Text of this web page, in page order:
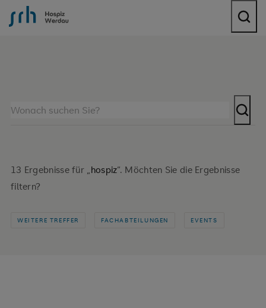
SRH Hospiz Werdau
13 Ergebnisse für „hospiz“. Möchten Sie die Ergebnisse
filtern?
WEITERE TREFFER FACHABTEILUNGEN EVENTS